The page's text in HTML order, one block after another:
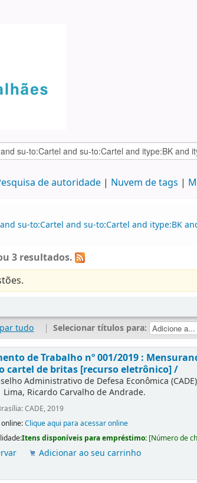
de autoridade Nuvem de tags
su-to:Cartel and su-to:Cartel and itype:BK
3 resultados.
tudo | Selecionar títulos para:
de Trabalho nº 001/2019 :
cartel de britas [recurso eletrônico] /
Administrativo de Defesa Econômica (CADE)
Lima, Ricardo Carvalho de Andrade.
CADE, 2019
online:Clique aqui para acessar online
Itens disponíveis para empréstimo: [Número de
Adicionar ao seu carrinho